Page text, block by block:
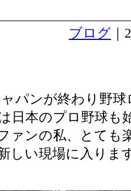
ブログ
パンが終わり野
日本のプロ野球も
ァンの私、とても
しい現場に入りま